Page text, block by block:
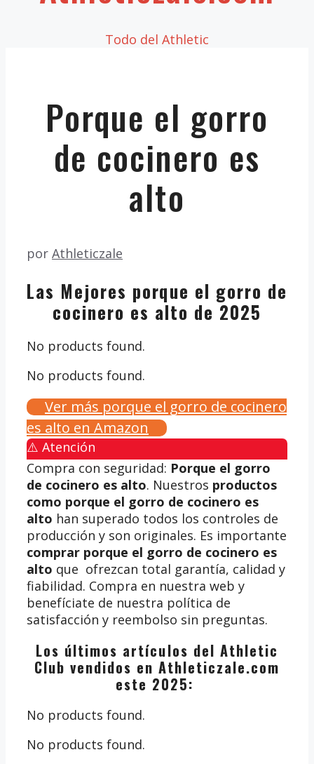
Todo del Athletic
Porque el gorro
de cocinero es
alto
por Athleticzale
Las Mejores porque el gorro de
cocinero es alto de 2025
No products found.
No products found.
Ver más porque el gorro de cocinero
es alto en Amazon
⚠️ Atención
Compra con seguridad: Porque el gorro
de cocinero es alto. Nuestros productos
como porque el gorro de cocinero es
alto han superado todos los controles de
producción y son originales. Es importante
comprar porque el gorro de cocinero es
alto que ofrezcan total garantía, calidad y
fiabilidad. Compra en nuestra web y
benefíciate de nuestra política de
satisfacción y reembolso sin preguntas.
Los últimos artículos del Athletic
Club vendidos en Athleticzale.com
este 2025:
No products found.
No products found.